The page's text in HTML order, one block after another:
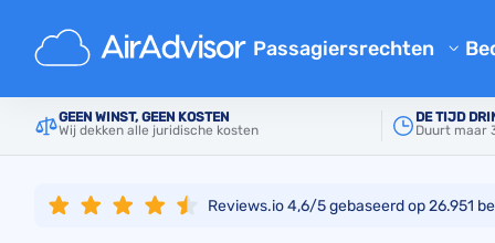
Passagiersrechten
Gratis Compensatie
Vergoeding Vertraging
Compensatie voor
GEEN WINST, GEEN KOSTEN
Wij dekken alle juridische kosten
DE TIJD
Duurt maar
Hoofd Luchtvaartmaatschappijen British
Reviews.io 4,6/5 gebaseerd op26.951